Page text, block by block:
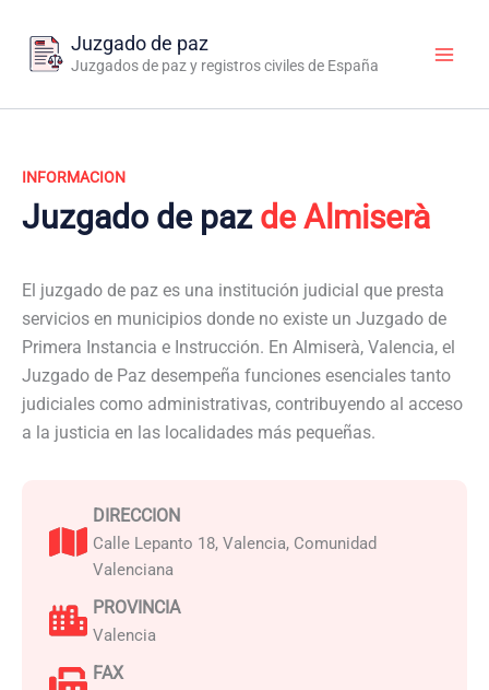
contenido
Juzgado de paz
Juzgados de paz y registros civiles de España
INFORMACION
Juzgado de paz de Almiserà
El juzgado de paz es una institución judicial que presta
servicios en municipios donde no existe un Juzgado de
Primera Instancia e Instrucción. En Almiserà, Valencia, el
Juzgado de Paz desempeña funciones esenciales tanto
judiciales como administrativas, contribuyendo al acceso
a la justicia en las localidades más pequeñas.
DIRECCION
Calle Lepanto 18, Valencia, Comunidad
Valenciana
PROVINCIA
Valencia
FAX